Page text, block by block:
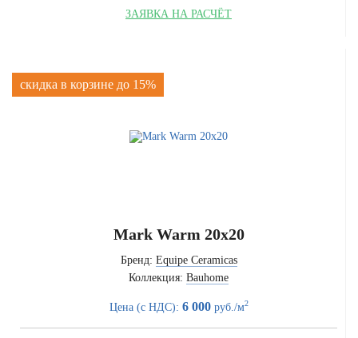
ЗАЯВКА НА РАСЧЁТ
скидка в корзине до 15%
Mark Warm 20x20
Бренд: Equipe Ceramicas
Коллекция: Bauhome
Цена (с НДС): 6 000руб./м2